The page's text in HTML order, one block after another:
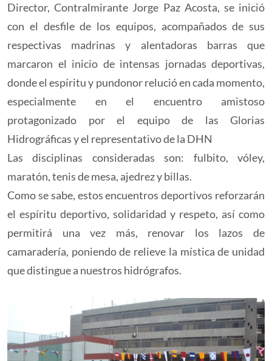
Director, Contralmirante Jorge Paz Acosta, se inició
con el desfile de los equipos, acompañados de sus
respectivas madrinas y alentadoras barras que
marcaron el inicio de intensas jornadas deportivas,
donde el espíritu y pundonor relució en cada momento,
especialmente en el encuentro amistoso
protagonizado por el equipo de las Glorias
Hidrográficas y el representativo de la DHN
Las disciplinas consideradas son: fulbito, vóley,
maratón, tenis de mesa, ajedrez y billas.
Como se sabe, estos encuentros deportivos reforzarán
el espíritu deportivo, solidaridad y respeto, así como
permitirá una vez más, renovar los lazos de
camaradería, poniendo de relieve la mística de unidad
que distingue a nuestros hidrógrafos.